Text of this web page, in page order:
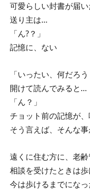
可愛らしい封書が届い
送り主は…
「ん?？」
記憶に、ない
「いったい、何だろう
開けて読んでみると…
「ん？」
チョット前の記憶が
そう言えば、そんな
遠くに住む方に、老
相談を受けたときは
今は歩けるまでにな